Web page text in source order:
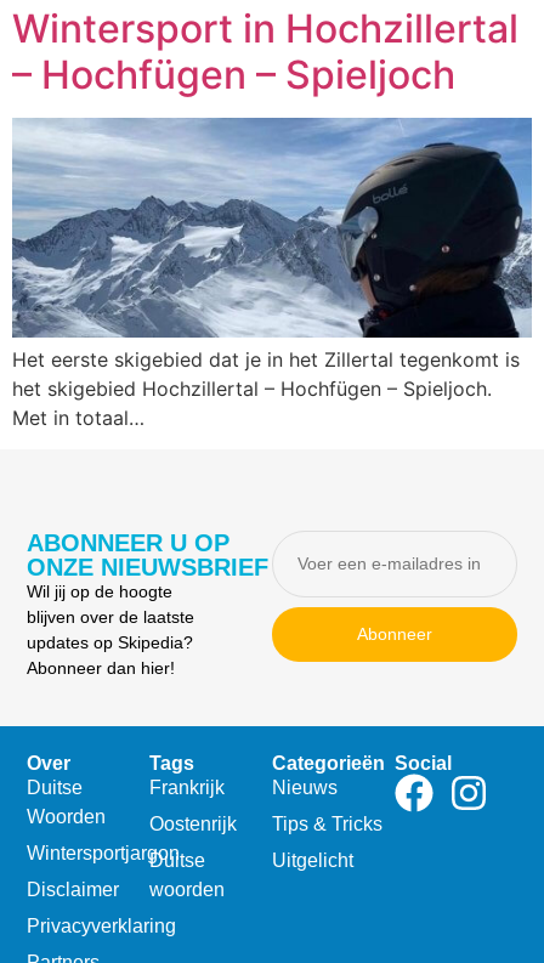
Wintersport in Hochzillertal
– Hochfügen – Spieljoch
Het eerste skigebied dat je in het Zillertal tegenkomt is
het skigebied Hochzillertal – Hochfügen – Spieljoch.
Met in totaal…
ABONNEER U OP
ONZE NIEUWSBRIEF
Wil jij op de hoogte
blijven over de laatste
updates op Skipedia?
Abonneer dan hier!
Abonneer
Over
Duitse
Woorden
Wintersportjargon
Disclaimer
Privacyverklaring
Tags
Frankrijk
Oostenrijk
Duitse
woorden
Categorieën
Nieuws
Tips & Tricks
Uitgelicht
Social